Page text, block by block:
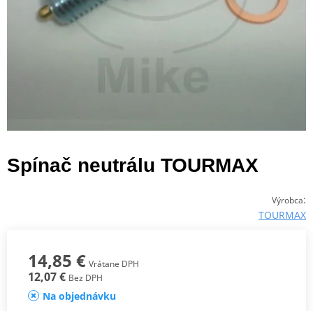
Spínač neutrálu TOURMAX
Výrobca:
TOURMAX
14,85 € Vrátane DPH
12,07 € Bez DPH
Na objednávku